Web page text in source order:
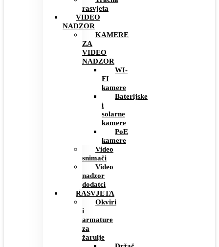
rasvjeta
VIDEO
NADZOR
KAMERE
ZA
VIDEO
NADZOR
WI-
FI
kamere
Baterijske
i
solarne
kamere
PoE
kamere
Video
snimači
Video
nadzor
dodatci
RASVJETA
Okviri
i
armature
za
žarulje